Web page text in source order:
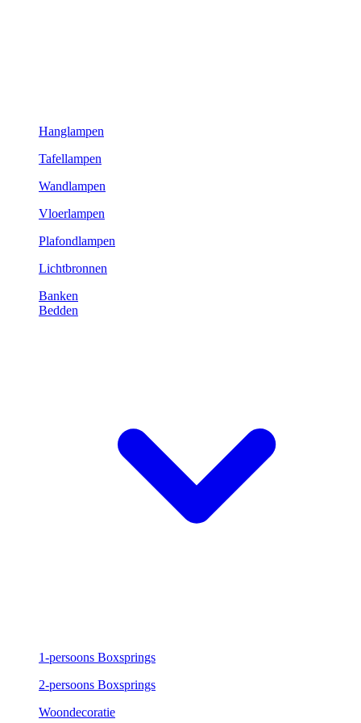
Hanglampen
Tafellampen
Wandlampen
Vloerlampen
Plafondlampen
Lichtbronnen
Banken
Bedden
1-persoons Boxsprings
2-persoons Boxsprings
Woondecoratie